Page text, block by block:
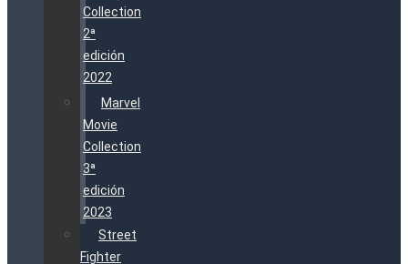
Collection
2ª
edición
2022
Marvel
Movie
Collection
3ª
edición
2023
Street
Fighter